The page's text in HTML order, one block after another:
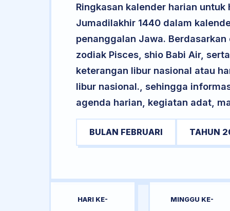
Ringkasan kalender harian
Jumadilakhir 1440 dalam
penanggalan Jawa.
zodiak Pisces, shio Babi Air,
keterangan libur nasional atau
libur nasional., sehingga
agenda harian, kegiatan adat,
BULAN FEBRUARI TAHUN
HARI KE- MINGGU KE-